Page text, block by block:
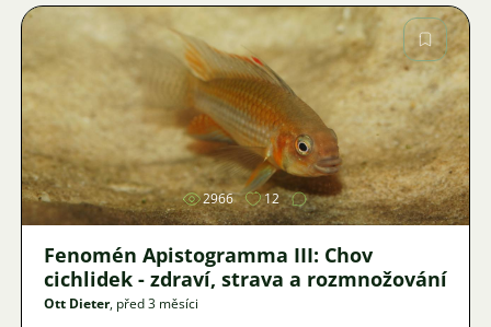
Obrázek
2966 12
Fenomén Apistogramma III: Chov
cichlidek - zdraví, strava a rozmnožování
Ott Dieter, před 3 měsíci